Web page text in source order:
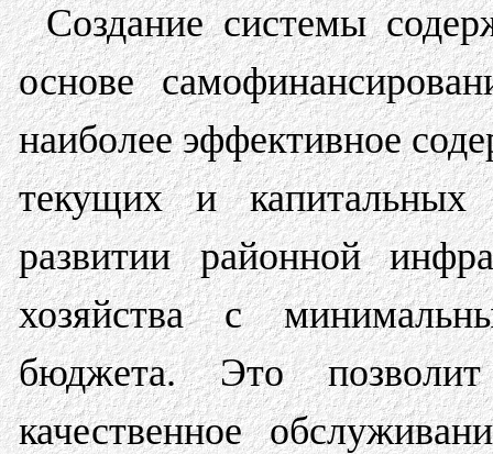
Cоздание системы
основе
наиболее эффективное
текущих и капитальных
развитии районной
хозяйства с
бюджета. Это
качественное